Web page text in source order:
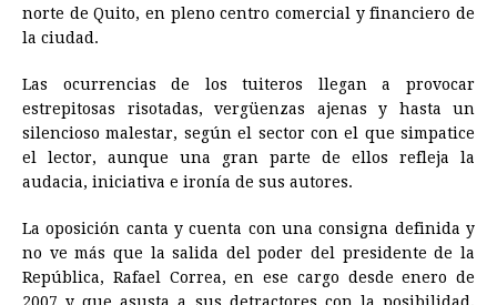
norte de Quito, en pleno centro comercial y financiero de
la ciudad.
Las ocurrencias de los tuiteros llegan a provocar
estrepitosas risotadas, vergüenzas ajenas y hasta un
silencioso malestar, según el sector con el que simpatice
el lector, aunque una gran parte de ellos refleja la
audacia, iniciativa e ironía de sus autores.
La oposición canta y cuenta con una consigna definida y
no ve más que la salida del poder del presidente de la
República, Rafael Correa, en ese cargo desde enero de